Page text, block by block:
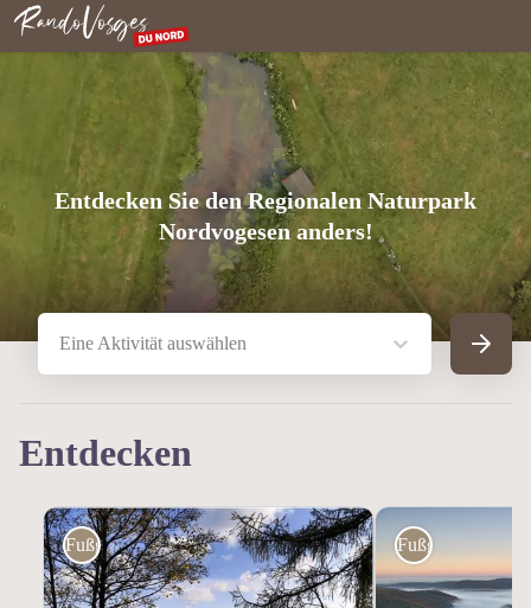
Nordvogesen
Entdecken Sie den Regionalen Naturpark
Nordvogesen anders!
Eine Aktivität auswählen
Suche
Entdecken
Fußgänger Fußgänger